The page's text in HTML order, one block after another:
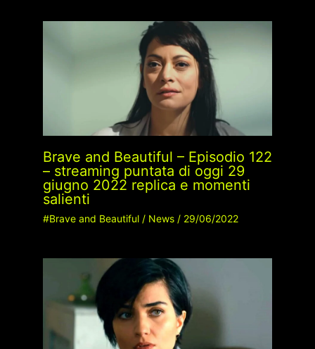
Brave and Beautiful – Episodio 122
– streaming puntata di oggi 29
giugno 2022 replica e momenti
salienti
#Brave and Beautiful/ News/ 29/06/2022